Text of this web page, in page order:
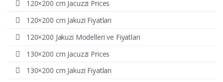
120×200 cm Jacuzzi Prices
120×200 cm Jakuzi Fiyatları
120×200 Jakuzi Modelleri ve Fiyatları
130×200 cm Jacuzzi Prices
130×200 cm Jakuzi Fiyatları